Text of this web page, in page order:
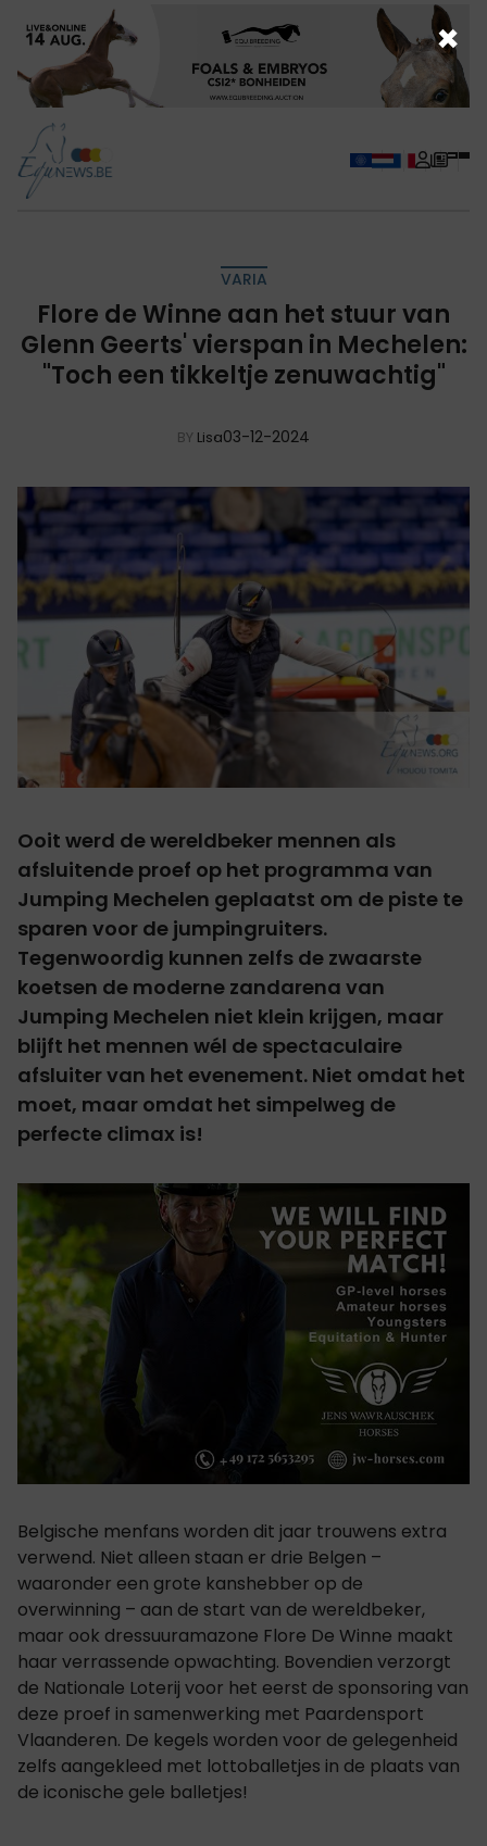
VARIA
Flore de Winne aan het stuur van
Glenn Geerts' vierspan in Mechelen:
"Toch een tikkeltje zenuwachtig"
BY Lisa03-12-2024
Ooit werd de wereldbeker mennen als
afsluitende proef op het programma van
Jumping Mechelen geplaatst om de piste te
sparen voor de jumpingruiters.
Tegenwoordig kunnen zelfs de zwaarste
koetsen de moderne zandarena van
Jumping Mechelen niet klein krijgen, maar
blijft het mennen wél de spectaculaire
afsluiter van het evenement. Niet omdat het
moet, maar omdat het simpelweg de
perfecte climax is!
Belgische menfans worden dit jaar trouwens extra
verwend. Niet alleen staan er drie Belgen –
waaronder een grote kanshebber op de
overwinning – aan de start van de wereldbeker,
maar ook dressuuramazone Flore De Winne maakt
haar verrassende opwachting. Bovendien verzorgt
de Nationale Loterij voor het eerst de sponsoring van
deze proef in samenwerking met Paardensport
Vlaanderen. De kegels worden voor de gelegenheid
zelfs aangekleed met lottoballetjes in de plaats van
de iconische gele balletjes!
×